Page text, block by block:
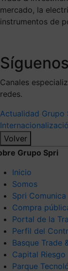
mercado, la
instrumentos de
Síguenos
Canales
redes.
Actualidad Grupo
Volver
Grupo Spri
Inicio
Somos
Spri Comunica
Compra
Portal de la
Perfil del
Basque Trade
Capital Riesgo
Parque